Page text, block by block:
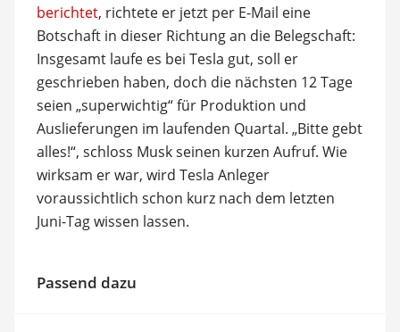
berichtet, richtete er jetzt per E-Mail eine
Botschaft in dieser Richtung an die Belegschaft:
Insgesamt laufe es bei Tesla gut, soll er
geschrieben haben, doch die nächsten 12 Tage
seien „superwichtig“ für Produktion und
Auslieferungen im laufenden Quartal. „Bitte gebt
alles!“, schloss Musk seinen kurzen Aufruf. Wie
wirksam er war, wird Tesla Anleger
voraussichtlich schon kurz nach dem letzten
Juni-Tag wissen lassen.
Passend dazu